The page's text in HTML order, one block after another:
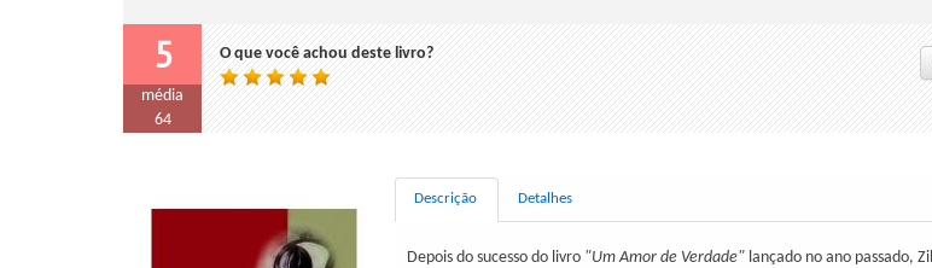
5
média
64
O que você achou deste livro?
Descrição Detalhes
Depois do sucesso do livro "Um Amor de Verdade" lançado no ano passado,